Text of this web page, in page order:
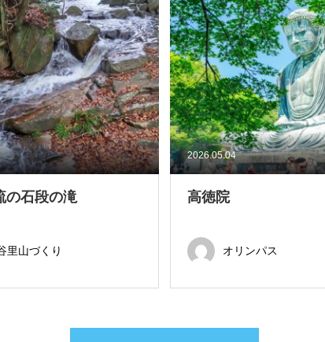
の石段の滝
里山づくり
2026.05.04
高徳院
オリンパス